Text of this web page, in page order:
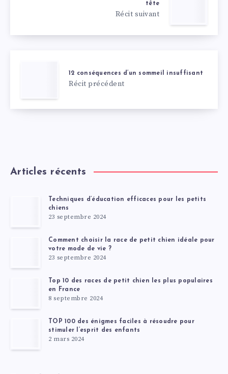
tête
Récit suivant
12 conséquences d’un sommeil insuffisant
Récit précédent
Articles récents
Techniques d’éducation efficaces pour les petits
chiens
23 septembre 2024
Comment choisir la race de petit chien idéale pour
votre mode de vie ?
23 septembre 2024
Top 10 des races de petit chien les plus populaires
en France
8 septembre 2024
TOP 100 des énigmes faciles à résoudre pour
stimuler l’esprit des enfants
2 mars 2024